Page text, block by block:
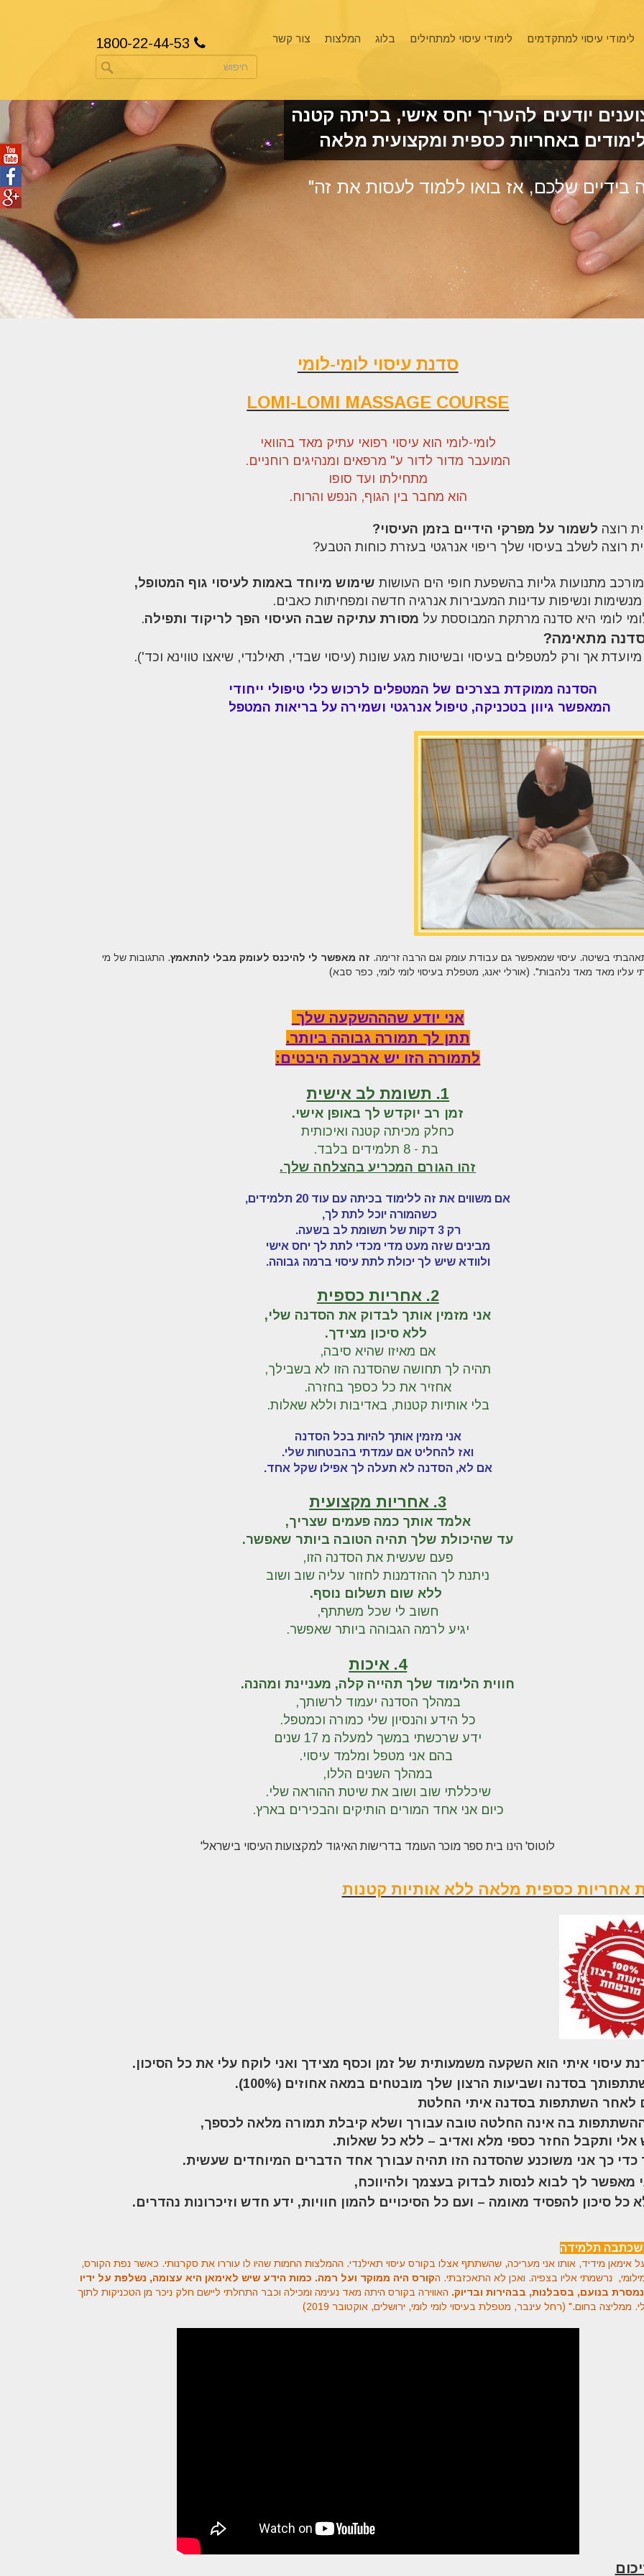
לימודי עיסוי למתקדמים לימודי עיסוי למתחילים בלוג המלצות צור קשר 1800-22-44-53
יודעים להעריך יחס אישי, בכיתה קטנה
באחריות כספית ומקצועית מלאה
בידיים שלכם, אז בואו ללמוד לעסות את זה"
סדנת עיסוי לומי-לומי
LOMI-LOMI MASSAGE COURSE
לומי-לומי הוא עיסוי רפואי עתיק מאד בהוואי
המועבר מדור לדור ע" מרפאים ומנהיגים רוחניים.
מתחילתו ועד סופו
הוא מחבר בין הגוף, הנפש והרוח.
רוצה לשמור על מפרקי הידיים בזמן העיסוי?
רוצה לשלב בעיסוי שלך ריפוי אנרגטי בעזרת כוחות הטבע?
מורכב מתנועות גליות בהשפעת חופי הים העושות שימוש מיוחד באמות לעיסוי גוף המטופל,
מנשימות ונשיפות עדינות המעבירות אנרגיה חדשה ומפחיתות כאבים.
לומי היא סדנה מרתקת המבוססת על מסורת עתיקה שבה העיסוי הפך לריקוד ותפילה.
מתאימה?
אך ורק למטפלים בעיסוי ובשיטות מגע שונות (עיסוי שבדי, תאילנדי, שיאצו טווינא וכד').
הסדנה ממוקדת בצרכים של המטפלים לרכוש כלי טיפולי ייחודי
המאפשר גיוון בטכניקה, טיפול אנרגטי ושמירה על בריאות המטפל
בשיטה. עיסוי שמאפשר גם עבודת עומק וגם הרבה זרימה. זה מאפשר לי להיכנס לעומק מבלי להתאמץ. התגובות של מי
עליו מאד מאד נלהבות". (אורלי יאנג, מטפלת בעיסוי לומי לומי, כפר סבא)
אני יודע שהההשקעה שלך
תתן לך תמורה גבוהה ביותר.
לתמורה הזו יש ארבעה היבטים:
1. תשומת לב אישית
זמן רב יוקדש לך באופן אישי.
כחלק מכיתה קטנה ואיכותית
בת - 8 תלמידים בלבד.
זהו הגורם המכריע בהצלחה שלך.
אם משווים את זה ללימוד בכיתה עם עוד 20 תלמידים,
כשהמורה יוכל לתת לך,
רק 3 דקות של תשומת לב בשעה.
מבינים שזה מעט מדי מכדי לתת לך יחס אישי
ולוודא שיש לך יכולת לתת עיסוי ברמה גבוהה.
2. אחריות כספית
אני מזמין אותך לבדוק את הסדנה שלי,
ללא סיכון מצידך.
אם מאיזו שהיא סיבה,
תהיה לך תחושה שהסדנה הזו לא בשבילך,
אחזיר את כל כספך בחזרה.
בלי אותיות קטנות, באדיבות וללא שאלות.
אני מזמין אותך להיות בכל הסדנה
ואז להחליט אם עמדתי בהבטחות שלי.
אם לא, הסדנה לא תעלה לך אפילו שקל אחד.
3. אחריות מקצועית
אלמד אותך כמה פעמים שצריך,
עד שהיכולת שלך תהיה הטובה ביותר שאפשר.
פעם שעשית את הסדנה הזו,
ניתנת לך ההזדמנות לחזור עליה שוב ושוב
ללא שום תשלום נוסף.
חשוב לי שכל משתתף,
יגיע לרמה הגבוהה ביותר שאפשר.
4. איכות
חווית הלימוד שלך תהייה קלה, מעניינת ומהנה.
במהלך הסדנה יעמוד לרשותך,
כל הידע והנסיון שלי כמורה וכמטפל.
ידע שרכשתי במשך למעלה מ 17 שנים
בהם אני מטפל ומלמד עיסוי.
במהלך השנים הללו,
שיכללתי שוב ושוב את שיטת ההוראה שלי.
כיום אני אחד המורים הותיקים והבכירים בארץ.
'לוטוס' הינו בית ספר מוכר העומד בדרישות האיגוד למקצועות העיסוי בישראל
אחריות כספית מלאה ללא אותיות קטנות
עיסוי איתי הוא השקעה משמעותית של זמן וכסף מצידך ואני לוקח עלי את כל הסיכון.
בסדנה ושביעות הרצון שלך מובטחים במאה אחוזים (100%).
לאחר השתתפות בסדנה איתי החלטת
בה אינה החלטה טובה עבורך ושלא קיבלת תמורה מלאה לכספך,
ותקבל החזר כספי מלא ואדיב – ללא כל שאלות.
כדי כך אני משוכנע שהסדנה הזו תהיה עבורך אחד הדברים המיוחדים שעשית.
מאפשר לך לבוא לנסות לבדוק בעצמך ולהיווכח,
סיכון להפסיד מאומה – ועם כל הסיכויים להמון חוויות, ידע חדש וזיכרונות נהדרים.
שכתבה תלמידה
אימאן מידיד, אותו אני מעריכה,שהשתתף אצלו בקורס עיסוי תאילנדי. ההמלצות החמות שהיו לו עוררו את סקרנותי. כאשר נפת הקורס,
נרשמתי אליו בצפיה. ואכן לא התאכזבתי. הקורס היה ממוקד ועל רמה. כמות הידע שיש לאימאן היא עצומה, נשלפת על ידיו
בנועם, בסבלנות, בבהירות ובדיוק. האווירה בקורס היתה מאד נעימה ומכילה וכבר התחלתי ליישם חלק ניכר מן הטכניקות לתוך
ממליצה בחום." (רחל עינבר, מטפלת בעיסוי לומי לומי, ירושלים, אוקטובר 2019)